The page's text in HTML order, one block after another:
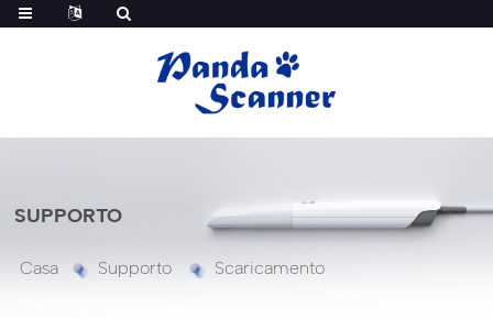
SUPPORTO
Casa Supporto Scaricamento